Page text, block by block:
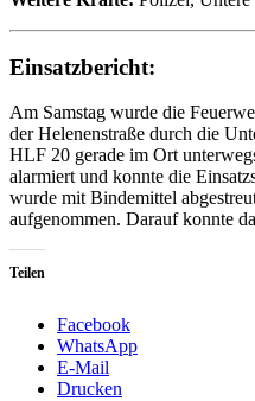
Einsatzbericht:
Am Samstag wurde die
der Helenenstraße durch die
HLF 20 gerade im Ort
alarmiert und konnte die
wurde mit Bindemittel
aufgenommen. Darauf konnte
Teilen
Facebook
WhatsApp
E-Mail
Drucken